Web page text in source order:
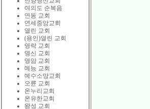
여의도 순복음
연동 교회
연세중앙교회
열린 교회
(용인)열린 교회
영락 교회
영신 교회
영암 교회
예능 교회
예수소망교회
오륜 교회
온누리교회
온유한교회
왕성 교회